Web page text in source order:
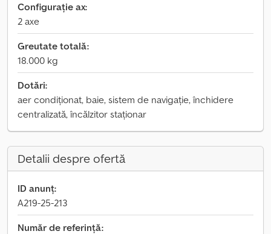
Configurație ax:
2 axe
Greutate totală:
18.000 kg
Dotări:
aer condiționat, baie, sistem de navigație, închidere
centralizată, încălzitor staționar
Detalii despre ofertă
ID anunț:
A219-25-213
Număr de referință: